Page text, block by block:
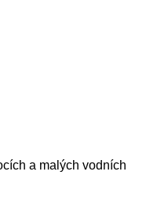
a malých vodních